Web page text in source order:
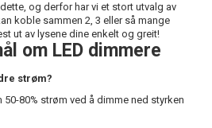
og derfor har vi et stort utvalg av
koble sammen 2, 3 eller så mange
ut av lysene dine enkelt og greit!
om LED dimmere
strøm?
80% strøm ved å dimme ned styrken